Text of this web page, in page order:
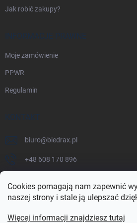
Cookies pomagają nam zapewnić
naszej strony i stale ją ulepszać
Więcej informacji znajdziesz tutaj
Jak robić zakupy?
INFORMACJE PRAWNE
Moje zamówienie
PPWR
Regulamin
KONTAKT
biuro@biedrax.pl
+48 608 170 896